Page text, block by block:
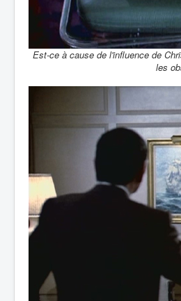
Est-ce à cause de l'influence de
les